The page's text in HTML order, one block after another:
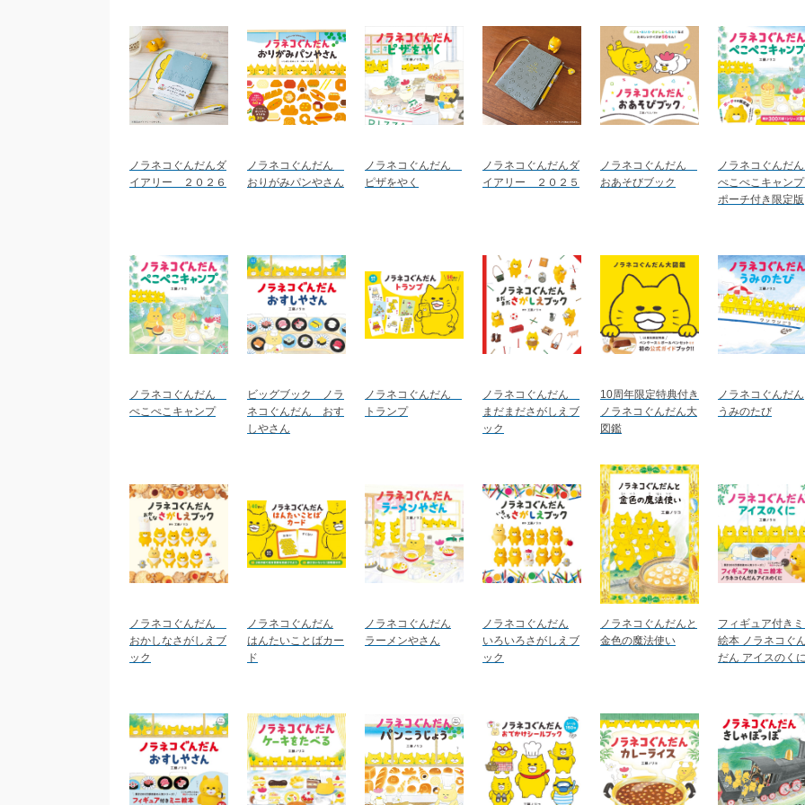
ノラネコぐんだんダ
イアリー ２０２６
ノラネコぐんだん
おりがみパンやさん
ノラネコぐんだん
ピザをやく
ノラネコぐんだんダ
イアリー ２０２５
ノラネコぐんだん
おあそびブック
ノラネコぐんだ
ぺこぺこキャン
ポーチ付き限定版
ノラネコぐんだん
ぺこぺこキャンプ
ビッグブック ノラ
ネコぐんだん おす
しやさん
ノラネコぐんだん
トランプ
ノラネコぐんだん
まだまださがしえブ
ック
10周年限定特典付き
ノラネコぐんだん大
図鑑
ノラネコぐんだん
うみのたび
ノラネコぐんだん
おかしなさがしえブ
ック
ノラネコぐんだん
はんたいことばカー
ド
ノラネコぐんだん
ラーメンやさん
ノラネコぐんだん
いろいろさがしえブ
ック
ノラネコぐんだんと
金色の魔法使い
フィギュア付き
絵本 ノラネコぐ
だん アイスのく